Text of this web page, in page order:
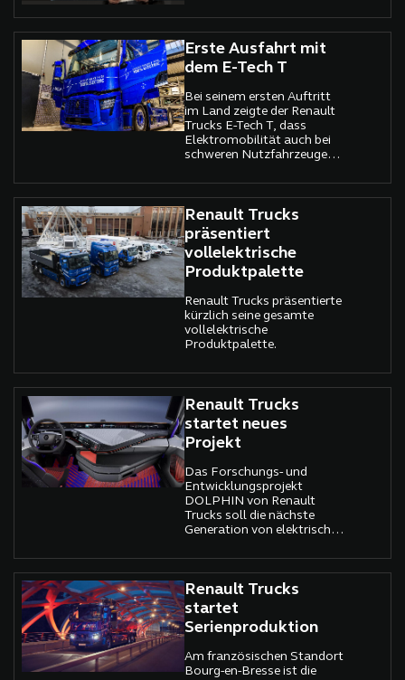
Erste Ausfahrt mit
dem E-Tech T
Bei seinem ersten Auftritt
im Land zeigte der Renault
Trucks E-Tech T, dass
Elektromobilität auch bei
schweren Nutzfahrzeugen
ist.
Renault Trucks
präsentiert
vollelektrische
Produktpalette
Renault Trucks präsentierte
kürzlich seine gesamte
vollelektrische
Produktpalette.
Renault Trucks
startet neues
Projekt
Das Forschungs- und
Entwicklungsprojekt
DOLPHIN von Renault
Trucks soll die nächste
Generation von elektrisch
Lkw vorwegnehmen.
Renault Trucks
startet
Serienproduktion
Am französischen Standort
Bourg-en-Bresse ist die